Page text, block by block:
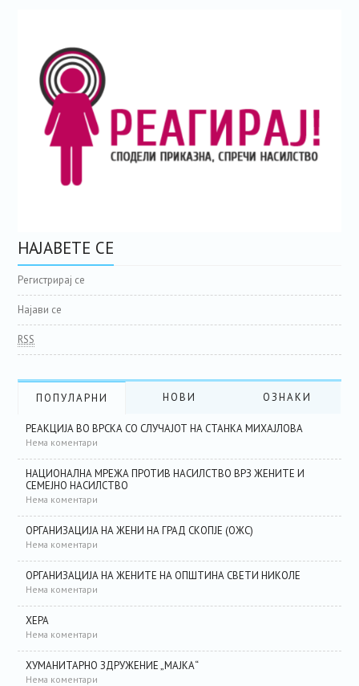
НАЈАВЕТЕ СЕ
Регистрирај се
Најави се
RSS
ПОПУЛАРНИ НОВИ ОЗНАКИ
РЕАКЦИЈА ВО ВРСКА СО СЛУЧАЈОТ НА СТАНКА МИХАЈЛОВА
Нема коментари
НАЦИОНАЛНА МРЕЖА ПРОТИВ НАСИЛСТВО ВРЗ ЖЕНИТЕ И
СЕМЕЈНО НАСИЛСТВО
Нема коментари
ОРГАНИЗАЦИЈА НА ЖЕНИ НА ГРАД СКОПЈЕ (ОЖС)
Нема коментари
ОРГАНИЗАЦИЈА НА ЖЕНИТЕ НА ОПШТИНА СВЕТИ НИКОЛЕ
Нема коментари
ХЕРА
Нема коментари
ХУМАНИТАРНО ЗДРУЖЕНИЕ „МАЈКА“
Нема коментари